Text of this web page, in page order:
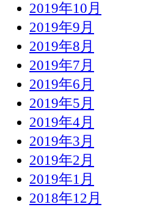
2019年10月
2019年9月
2019年8月
2019年7月
2019年6月
2019年5月
2019年4月
2019年3月
2019年2月
2019年1月
2018年12月